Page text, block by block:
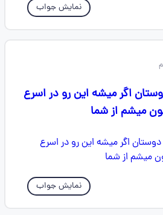
نمایش جواب
اگر میشه این رو در اسرع
میشم از شما
نمایش جواب